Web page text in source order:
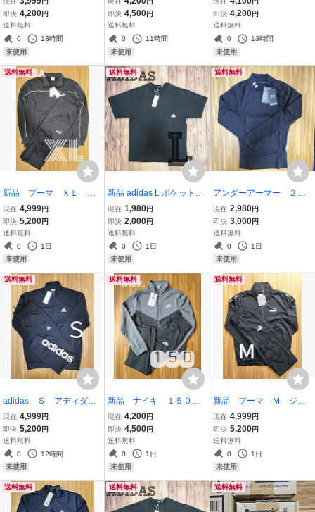
ッズ グレー セット
即決 4,200円
送料無料
0
13時間
未使用
ッズ グレー セット
即決 4,500円
送料無料
0
11時間
未使用
ラック 黒 セットアップ
即決 4,200円
送料無料
0
13時間
未使用
送料無料
新品 プーマ ＸＬ ジ
ャージ上下 PUMA ブ
ラック 黒 セット ブ
ラック
現在 4,999円
即決 5,200円
送料無料
0
1日
未使用
送料無料
新品 adidas L ポケット付
きTシャツ ブラック ポケT
ヘビーコットン
現在 1,980円
即決 2,000円
送料無料
0
1日
未使用
送料無料
アンダーアーマー ２Ｘ
Ｌ コンプレッションイ
ンナー ブラック 黒
長袖シャツ
現在 2,980円
即決 3,000円
送料無料
0
1日
未使用
送料無料
adidas Ｓ アディダ
ス ジャージ上下 メン
ズ ブラック セット
現在 4,999円
即決 5,200円
送料無料
0
12時間
未使用
送料無料
新品 ナイキ １５０
ジャージ 上下 NIKE キ
ッズ グレー セット
現在 4,200円
即決 4,500円
送料無料
0
1日
未使用
送料無料
新品 プーマ Ｍ ジャ
ージ上下 PUMA ブラ
ック 黒 セットアップ
ブラック
現在 4,999円
即決 5,200円
送料無料
0
1日
未使用
送料無料 送料無料 送料無料